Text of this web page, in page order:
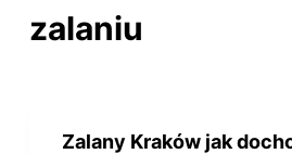
zalaniu
Zalany Kraków jak